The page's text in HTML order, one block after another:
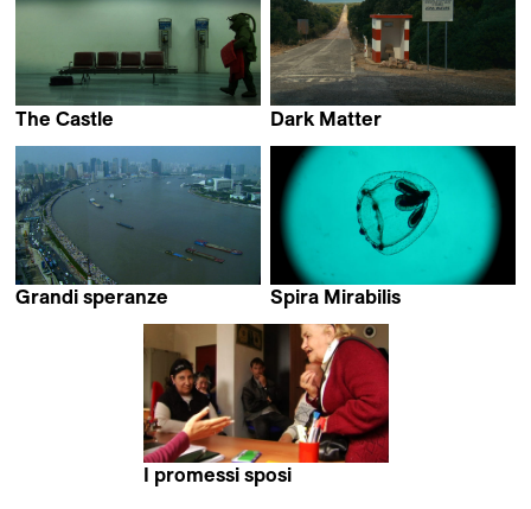
The Castle
Martina Parenti
Dark Matter
Martina Parenti
Grandi speranze
Spira Mirabilis
Martina Parenti
I promessi sposi